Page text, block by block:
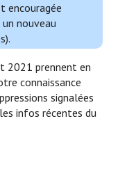
encouragée
nouveau
2021 prennent en
connaissance
signalées
infos récentes du